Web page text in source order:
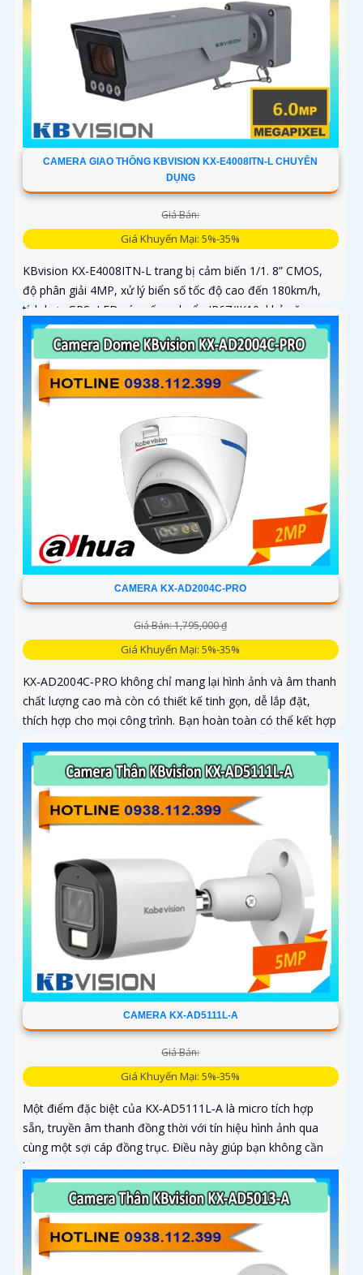
CAMERA GIAO THÔNG KBVISION KX-E4008ITN-L CHUYÊN
DỤNG
Giá Bán:
Giá Khuyến Mại: 5%-35%
KBvision KX-E4008ITN-L trang bị cảm biến 1/1. 8” CMOS,
độ phân giải 4MP, xử lý biển số tốc độ cao đến 180km/h,
tích hợp GPS, LED sáng ấm, chuẩn IP67/IK10, khả năng
phân tích vi phạm vượt trội: lấn làn, đi ngược chiều, phát
hiện kẹt xe, ANPR chính xác >99%
CAMERA KX-AD2004C-PRO
Giá Bán: 1,795,000 ₫
Giá Khuyến Mại: 5%-35%
KX‑AD2004C‑PRO không chỉ mang lại hình ảnh và âm thanh
chất lượng cao mà còn có thiết kế tinh gọn, dễ lắp đặt,
thích hợp cho mọi công trình. Bạn hoàn toàn có thể kết hợp
nhiều camera cùng loại trong một hệ thống để giám sát
toàn bộ không gian một cách hiệu quả, tiết kiệm thời gian
và chi phí
CAMERA KX-AD5111L-A
Giá Bán:
Giá Khuyến Mại: 5%-35%
Một điểm đặc biệt của KX‑AD5111L‑A là micro tích hợp
sẵn, truyền âm thanh đồng thời với tín hiệu hình ảnh qua
cùng một sợi cáp đồng trục. Điều này giúp bạn không cần
lắp đặt thêm micro rời, giảm thiểu chi phí và thời gian thi
công